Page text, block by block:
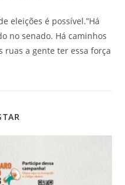
eleições é possível.”Há
no senado. Há caminhos
ruas a gente ter essa força